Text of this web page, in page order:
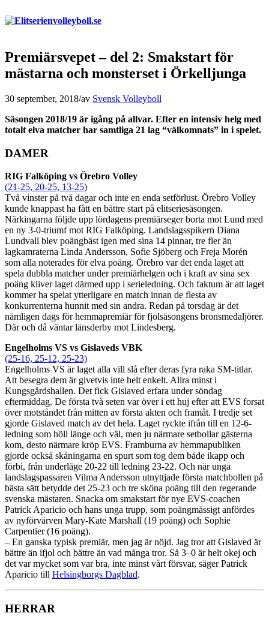
Premiärsvepet – del 2: Smakstart för
mästarna och monsterset i Örkelljunga
30 september, 2018/av Svensk Volleyboll
Säsongen 2018/19 är igång på allvar. Efter en intensiv helg med
totalt elva matcher har samtliga 21 lag “välkomnats” in i spelet.
DAMER
RIG Falköping vs Örebro Volley
(21-25, 20-25, 13-25)
Två vinster på två dagar och inte en enda setförlust. Örebro Volley
kunde knappast ha fått en bättre start på elitseriesäsongen.
Närkingarna följde upp lördagens premiärseger borta mot Lund med
en ny 3-0-triumf mot RIG Falköping. Landslagsspikern Diana
Lundvall blev poängbäst igen med sina 14 pinnar, tre fler än
lagkamraterna Linda Andersson, Sofie Sjöberg och Freja Morén
som alla noterades för elva poäng. Örebro var det enda laget att
spela dubbla matcher under premiärhelgen och i kraft av sina sex
poäng kliver laget därmed upp i serieledning. Och faktum är att laget
kommer ha spelat ytterligare en match innan de flesta av
konkurrenterna hunnit med sin andra. Redan på torsdag är det
nämligen dags för hemmapremiär för fjolsäsongens bronsmedaljörer.
Där och då väntar länsderby mot Lindesberg.
Engelholms VS vs Gislaveds VBK
(25-16, 25-12, 25-23)
Engelholms VS är laget alla vill slå efter deras fyra raka SM-titlar.
Att besegra dem är givetvis inte helt enkelt. Allra minst i
Kungsgårdshallen. Det fick Gislaved erfara under söndag
eftermiddag. De första två seten var över i ett huj efter att EVS forsat
över motståndet från mitten av första akten och framåt. I tredje set
gjorde Gislaved match av det hela. Laget ryckte ifrån till en 12-6-
ledning som höll länge och väl, men ju närmare setbollar gästerna
kom, desto närmare kröp EVS. Framburna av hemmapubliken
gjorde också skåningarna en spurt som tog dem både ikapp och
förbi, från underläge 20-22 till ledning 23-22. Och när unga
landslagspassaren Vilma Andersson utnyttjade första matchbollen på
bästa sätt betydde det 25-23 och tre sköna poäng till den regerande
svenska mästaren. Snacka om smakstart för nye EVS-coachen
Patrick Aparicio och hans unga trupp, som poängmässigt anfördes
av nyförvärven Mary-Kate Marshall (19 poäng) och Sophie
Carpentier (16 poäng).
– En ganska typisk premiär, men jag är nöjd. Jag tror att Gislaved är
bättre än ifjol och bättre än vad många tror. Så 3–0 är helt okej och
det var mycket som var bra, inte minst vårt försvar, säger Patrick
Aparicio till Helsingborgs Dagblad.
HERRAR